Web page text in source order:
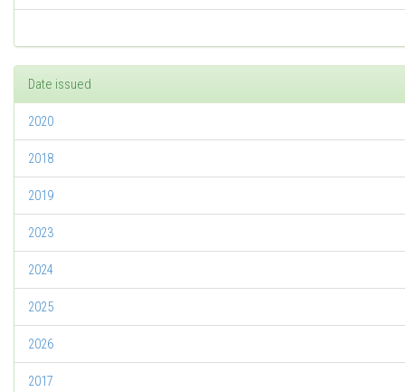
Date issued
2020
2018
2019
2023
2024
2025
2026
2017